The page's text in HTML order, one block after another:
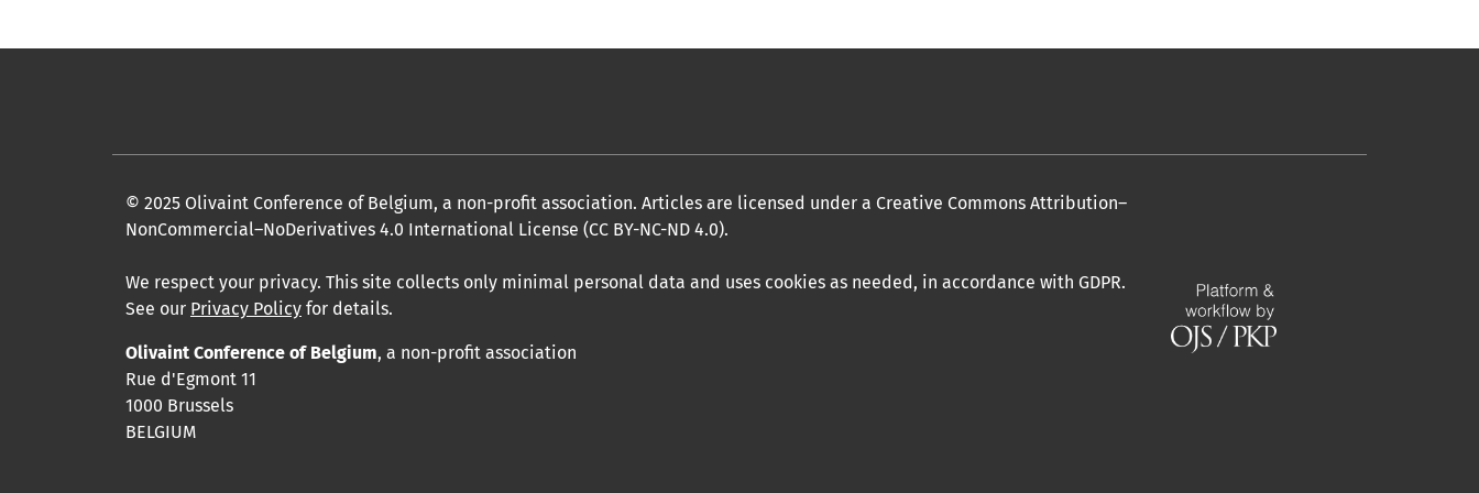
© 2025 Olivaint Conference of Belgium, a non-profit association. Articles are licensed under a Creative Commons Attribution–
NonCommercial–NoDerivatives 4.0 International License (CC BY-NC-ND 4.0).
We respect your privacy. This site collects only minimal personal data and uses cookies as needed, in accordance with GDPR.
See our Privacy Policy for details.
Olivaint Conference of Belgium, a non-profit association
Rue d'Egmont 11
1000 Brussels
BELGIUM